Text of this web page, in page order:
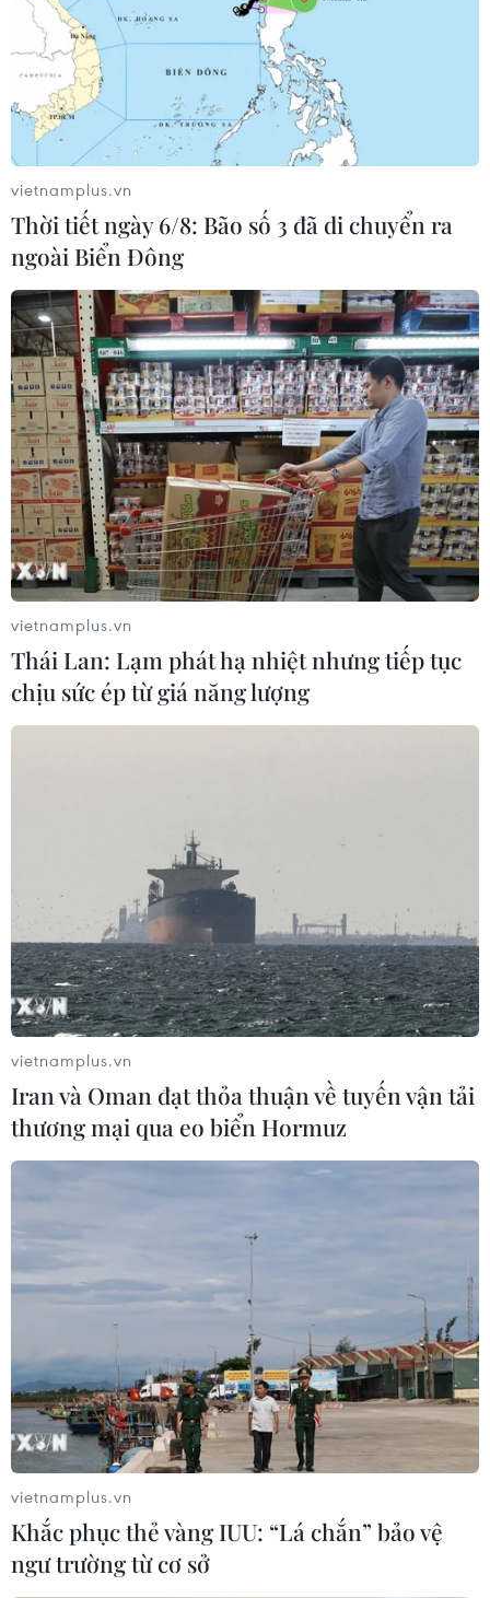
Khống chế bạn nhậu định cướp 2 tỷ đồng,
3 thanh niên lĩnh 32 năm tù
09/09/2021 10:41
Sau khi tàn cuộc nhậu, Nguyễn Văn Hổ giả vờ rủ Nam
về phòng trọ rồi gọi thêm Phạm Văn Thành và Phạm
Ngọc Thành đến giúp uy hiếp, đe dọa anh Nam nhằm
chiếm đoạt só tiền trong tài khoản của Nam.
Khởi tố, bắt tạm giam đối tượng mạo
danh Vụ trưởng Thanh tra Chính phủ
vai, mũ, bảng tên, thẻ thanh tra trên mạng với giá 4 triệu
Truy tố hai đối tượng lừa đảo xuất khẩu lao
động, chiếm gần 30 tỷ đồng
Công an Hà Nội nhận được đơn tố cáo Lại Thị Vân và
Phạm Bá Trạc có hành vi lừa đảo xuất khẩu lao động
sang Australia, chiếm đoạt gần 30 tỷ đồng của 97 bị
hại.
vietnamplus.vn
Thời tiết ngày 6/8: Bão số 3 đã di chuyển ra
ngoài Biển Đông
vietnamplus.vn
Thái Lan: Lạm phát hạ nhiệt nhưng tiếp tục
chịu sức ép từ giá năng lượng
vietnamplus.vn
Iran và Oman đạt thỏa thuận về tuyến vận tải
thương mại qua eo biển Hormuz
vietnamplus.vn
Khắc phục thẻ vàng IUU: “Lá chắn” bảo vệ
ngư trường từ cơ sở